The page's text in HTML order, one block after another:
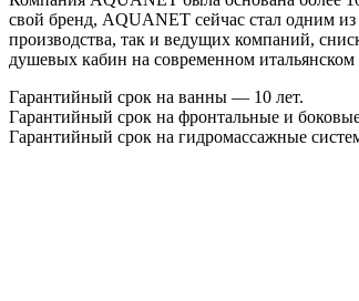
свой бренд, AQUANET сейчас стал одним
производства, так и ведущих компаний,
душевых кабин на современном итальянском
Гарантийный срок на ванны — 10 лет.
Гарантийный срок на фронтальные и
Гарантийный срок на гидромассажные